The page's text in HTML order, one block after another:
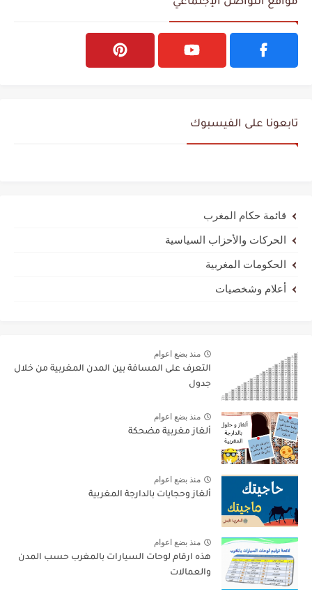
تابعونا على الفيسبوك
قائمة حكام المغرب
الحركات والأحزاب السياسية
الحكومات المغربية
أعلام وشخصيات
منذ بضع اعوام
التعرف على المسافة بين المدن المغربية من خلال
جدول
منذ بضع اعوام
ألغاز مغربية مضحكة
منذ بضع اعوام
ألغاز وحجايات بالدارجة المغربية
منذ بضع اعوام
هذه ارقام لوحات السيارات بالمغرب حسب المدن
والعمالات